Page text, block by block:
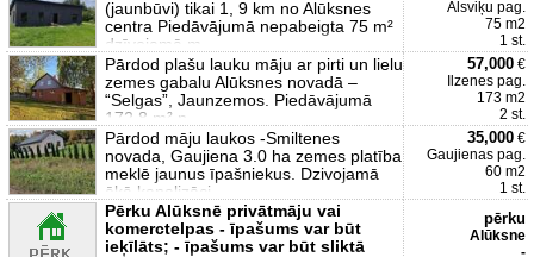
(jaunbūvi) tikai 1, 9 km no Alūksnes
centra Piedāvājumā nepabeigta 75 m²
dzīvojamā m
Alsviķu pag.
75 m2
1 st.
Pārdod plašu lauku māju ar pirti un lielu
zemes gabalu Alūksnes novadā –
“Selgas”, Jaunzemos. Piedāvājumā
172.8 m² p
57,000 €
Ilzenes pag.
173 m2
2 st.
Pārdod māju laukos -Smiltenes
novada, Gaujiena 3.0 ha zemes platība
meklē jaunus īpašniekus. Dzivojamā
ēkā kanalizāci
35,000 €
Gaujienas pag.
60 m2
1 st.
Pērku Alūksnē privātmāju vai
komerctelpas - īpašums var būt
ieķīlāts; - īpašums var būt sliktā
pērku
Alūksne
-